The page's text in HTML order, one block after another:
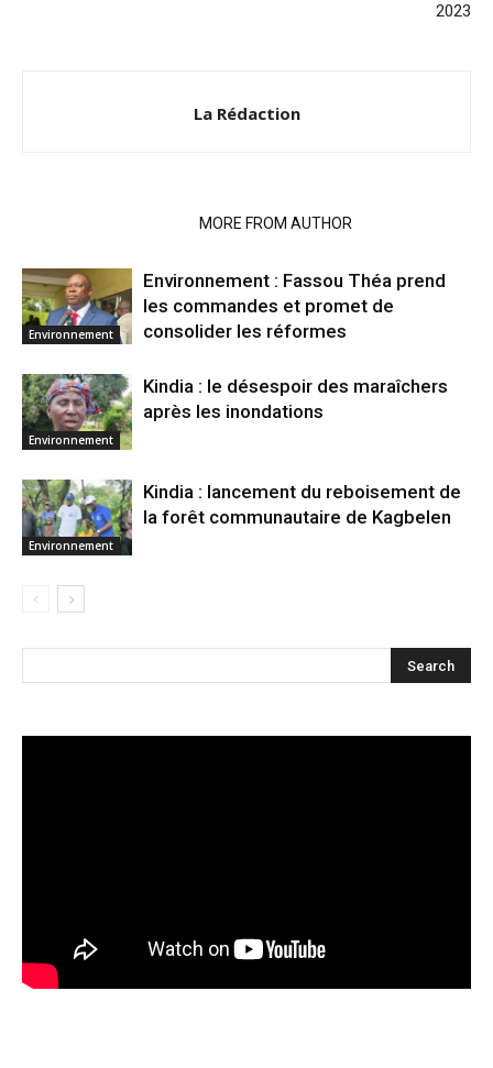
2023
La Rédaction
MORE FROM AUTHOR
Environnement
Environnement : Fassou Théa prend
les commandes et promet de
consolider les réformes
Environnement
Kindia : le désespoir des maraîchers
après les inondations
Environnement
Kindia : lancement du reboisement de
la forêt communautaire de Kagbelen